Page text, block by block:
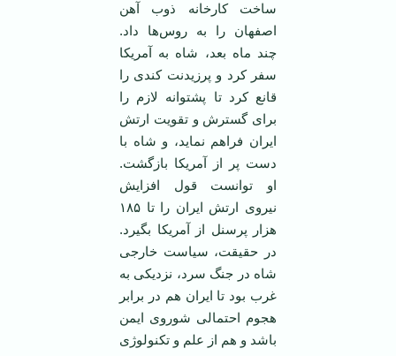
ساخت کارخانه ذوب آهن
اصفهان را به روس‌ها داد.
چند ماه بعد، شاه به آمریکا
سفر کرد و پرزیدنت کندی را
قانع کرد تا پشتوانه لازم را
برای گسترش و تقویت ارتش
ایران فراهم نماید، و شاه با
دست پر از آمریکا بازگشت.
او توانست قول افزایش
نیروی ارتش ایران را تا ۱۸۵
هزار پرسنل از آمریکا بگیرد.
در حقیقت، سیاست خارجی
شاه در جنگ سرد، نزدیکی به
غرب بود تا ایران هم در برابر
هجوم احتمالی شوروی ایمن
باشد و هم از علم و تکنولوژی